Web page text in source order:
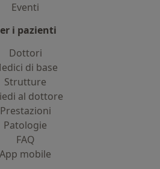
Eventi
i pazienti
Dottori
di base
Strutture
al dottore
Prestazioni
Patologie
FAQ
App mobile